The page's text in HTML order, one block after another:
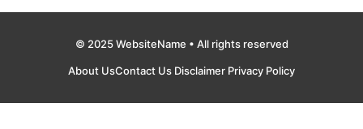
© 2025 WebsiteName • All rights reserved
About UsContact Us Disclaimer Privacy Policy